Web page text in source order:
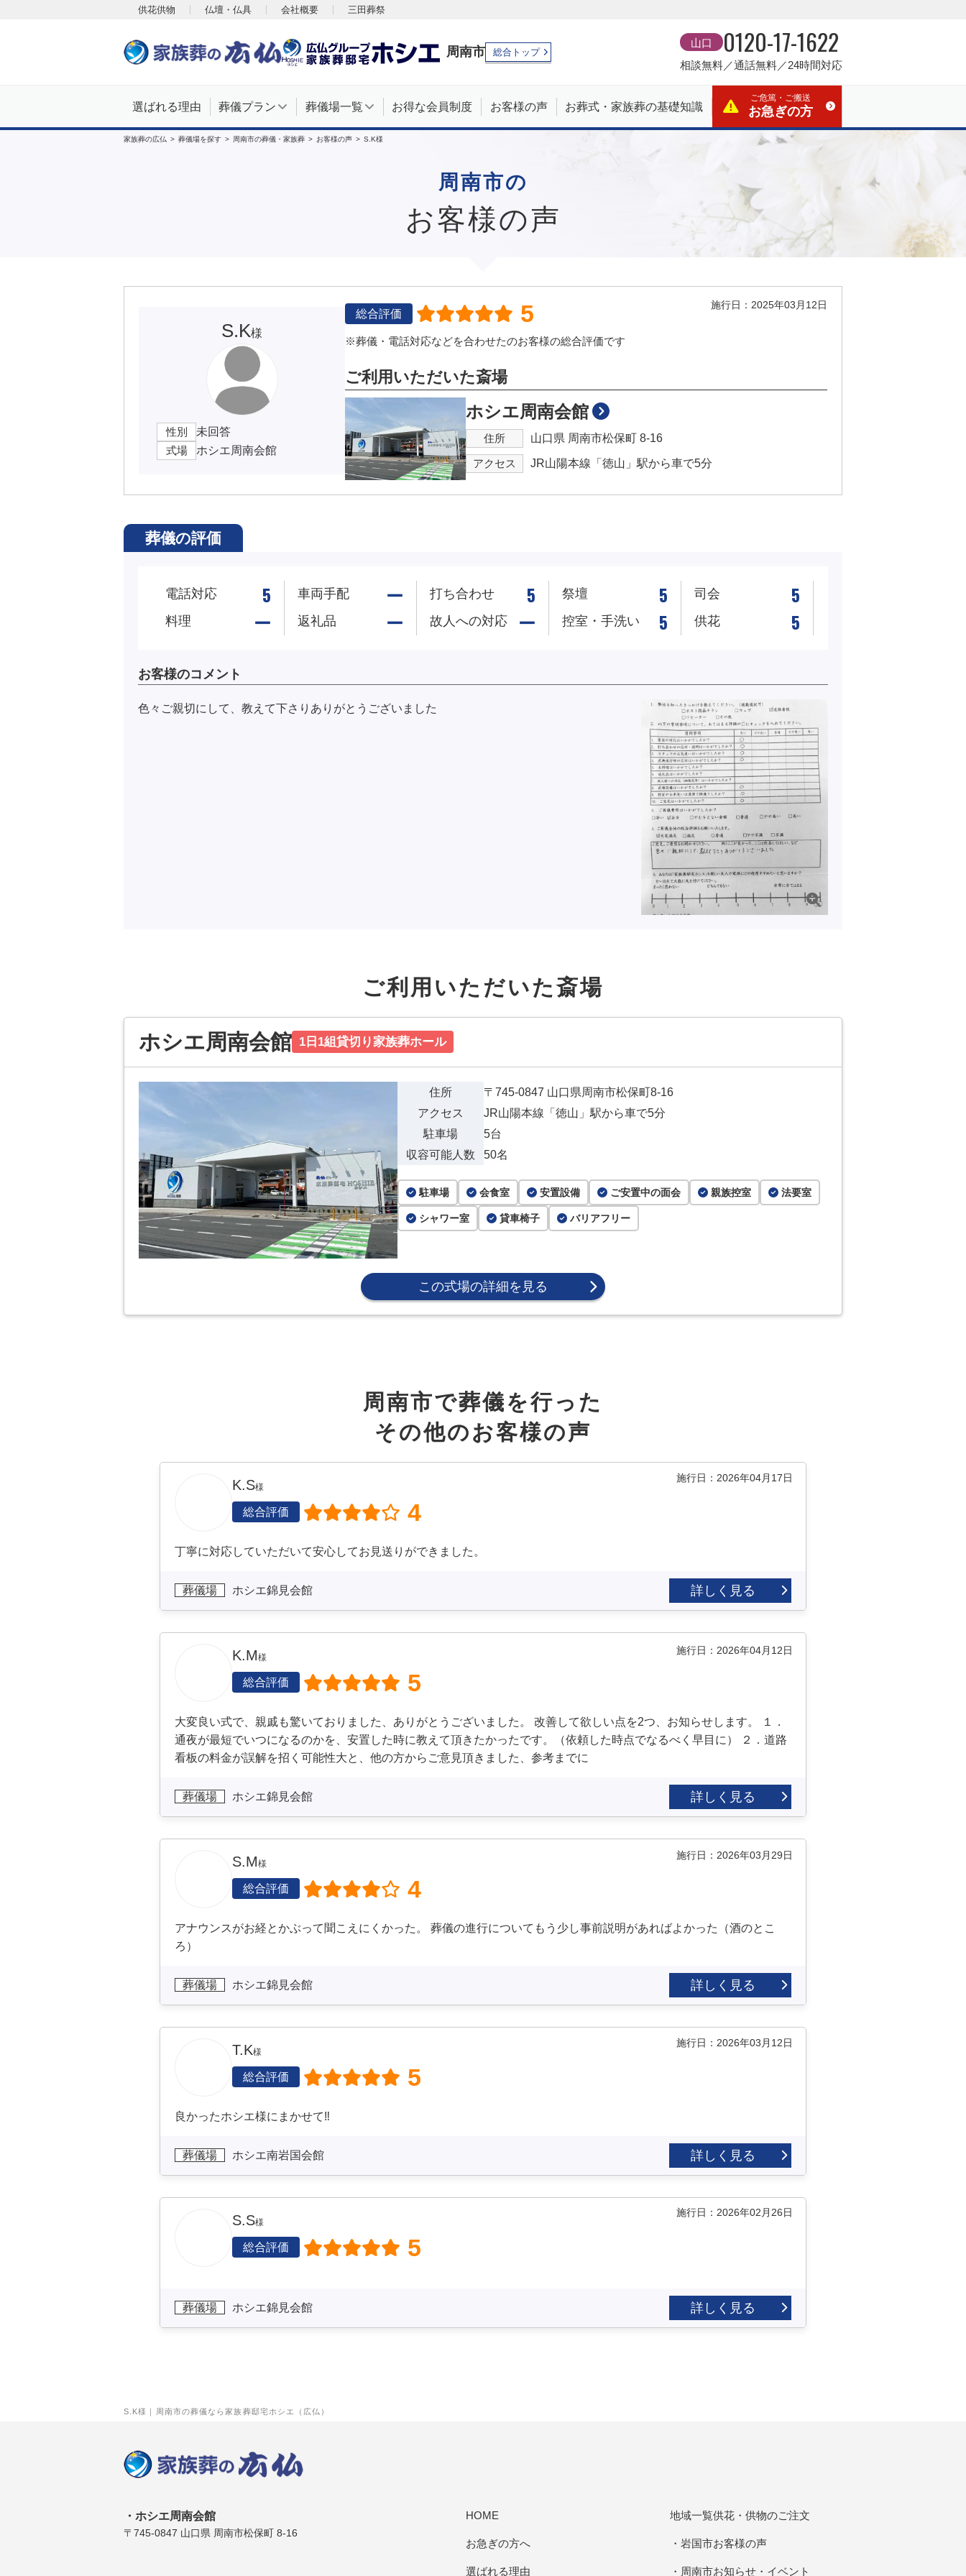
供花供物 仏壇・仏具 会社概要 三田葬祭
周南市 総合トップ
山口 0120-17-1622
相談無料／通話無料／24時間対応
選ばれる理由 葬儀プラン 葬儀場一覧 お得な会員制度 お客様の声 お葬式・家族葬の基礎知識
ご危篤・ご搬送
お急ぎの方
家族葬の広仏 葬儀場を探す 周南市の葬儀・家族葬 お客様の声 S.K様
S.K様｜周南市の葬儀なら家族葬邸宅ホシエ（広仏）
周南市の
お客様の声
施行日：2025年03月12日
S.K様
性別
未回答
式場
ホシエ周南会館
総合評価 5
※葬儀・電話対応などを合わせたのお客様の総合評価です
ご利用いただいた斎場
ホシエ周南会館
住所 山口県 周南市松保町 8-16
アクセス JR山陽本線「徳山」駅から車で5分
葬儀の評価
電話対応 5 車両手配 ー 打ち合わせ 5 祭壇 5 司会 5
料理 ー 返礼品 ー 故人への対応 ー 控室・ 手洗い 5 供花 5
お客様のコメント
色々ご親切にして、教えて下さりありがとうございました
ご利用いただいた斎場
ホシエ周南会館 1日1組貸切り家族葬ホール
住所 〒745-0847 山口県周南市松保町8-16
アクセス
JR山陽本線「徳山」駅から車で5分
駐車場
5台
収容可能人数
50名
駐車場 会食室 安置設備 ご安置中の面会 親族控室 法要室
シャワー室 貸車椅子 バリアフリー
この式場の詳細を見る
周南市で葬儀を行った
その他のお客様の声
施行日：2026年04月17日
K.S様
総合評価 4
丁寧に対応していただいて安心してお見送りができました。
葬儀場 ホシエ錦見会館 詳しく見る
施行日：2026年04月12日
K.M様
総合評価 5
大変良い式で、親戚も驚いておりました、ありがとうございました。 改善して欲しい点を2つ、お知らせします。 １．
通夜が最短でいつになるのかを、安置した時に教えて頂きたかったです。（依頼した時点でなるべく早目に） ２．道路
看板の料金が誤解を招く可能性大と、他の方からご意見頂きました、参考までに
葬儀場 ホシエ錦見会館 詳しく見る
施行日：2026年03月29日
S.M様
総合評価 4
アナウンスがお経とかぶって聞こえにくかった。 葬儀の進行についてもう少し事前説明があればよかった（酒のとこ
ろ）
葬儀場 ホシエ錦見会館 詳しく見る
施行日：2026年03月12日
T.K様
総合評価 5
良かったホシエ様にまかせて‼
葬儀場 ホシエ南岩国会館 詳しく見る
施行日：2026年02月26日
S.S様
総合評価 5
葬儀場 ホシエ錦見会館 詳しく見る
ホシエ周南会館
〒745-0847 山口県 周南市松保町 8-16
HOME
お急ぎの方へ
選ばれる理由
地域一覧
岩国市
周南市
供花・供物のご注文
お客様の声
お知らせ・イベント